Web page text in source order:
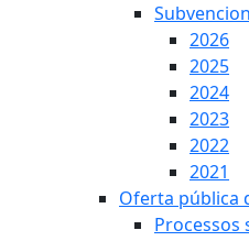
2026
2025
2024
2023
2022
2021
Oferta pública
Processos